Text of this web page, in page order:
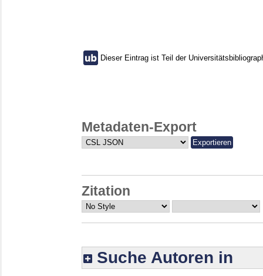
Dieser Eintrag ist Teil der
Metadaten-Export
Zitation
Suche Autoren in